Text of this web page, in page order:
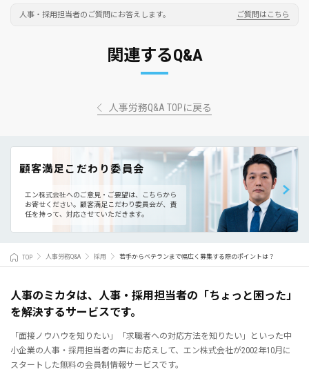
人事・採用担当者のご質問にお答えします。 ご質問はこちら
関連するQ&A
人事労務Q&A TOPに戻る
顧客満足こだわり委員会
エン株式会社へのご意見・ご要望は、こちらから
お寄せください。 顧客満足こだわり委員会が、責
任を持って、対応させていただきます。
TOP 人事労務Q&A 採用 若手からベテランまで幅広く募集する際のポイントは？
人事のミカタは、人事・採用担当者の「ちょっと困った」
を解決するサービスです。
「面接ノウハウを知りたい」「求職者への対応方法を知りたい」といった中
小企業の人事・採用担当者の声にお応えして、エン株式会社が2002年10月に
スタートした無料の会員制情報サービスです。